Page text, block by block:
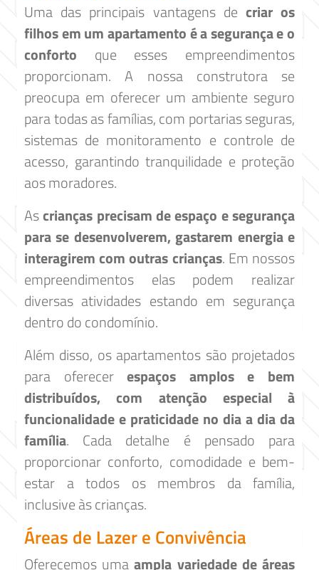
Uma das principais vantagens de criar os
filhos em um apartamento é a segurança e o
conforto que esses empreendimentos
proporcionam. A nossa construtora se
preocupa em oferecer um ambiente seguro
para todas as famílias, com portarias seguras,
sistemas de monitoramento e controle de
acesso, garantindo tranquilidade e proteção
aos moradores.
Ascrianças precisam de espaço e segurança
para se desenvolverem, gastarem energia e
interagirem com outras crianças. Em nossos
empreendimentos elas podem realizar
diversas atividades estando em segurança
dentro do condomínio.
Além disso, os apartamentos são projetados
para oferecerespaços amplos e bem
distribuídos, com atenção especial à
funcionalidade e praticidade no dia a dia da
família. Cada detalhe é pensado para
proporcionar conforto, comodidade e bem-
estar a todos os membros da família,
inclusive às crianças.
Áreas de Lazer e Convivência
Oferecemos umaampla variedade de áreas